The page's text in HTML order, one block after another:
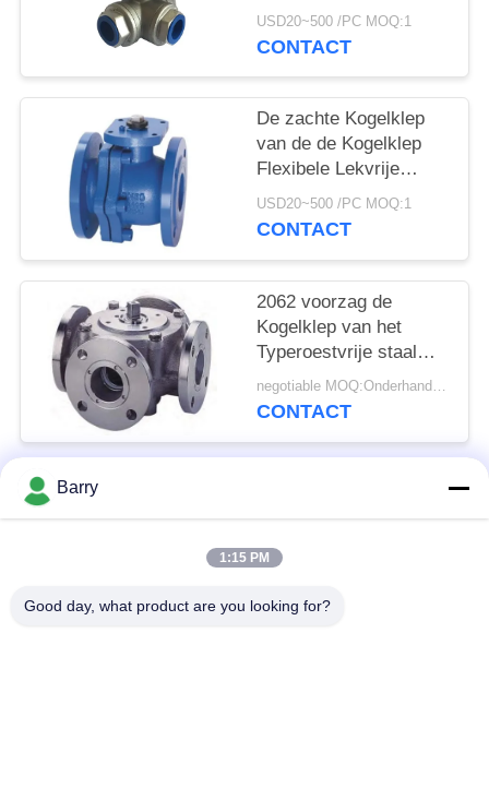
1000 psi met
Draadverbinding
USD20~500 /PC MOQ:1
CONTACT
De zachte Kogelklep
van de de Kogelklep
Flexibele Lekvrije
Datatransportbesturing
van het Verbindings
USD20~500 /PC MOQ:1
CONTACT
2062 voorzag de
Kogelklep van het
Typeroestvrije staal
Beëindigen 5 Manier
van een flens150LB
negotiable MOQ:Onderhandeling
CONTACT
populaire categorieën
Barry
1:15 PM
Good day, what product are you looking for?